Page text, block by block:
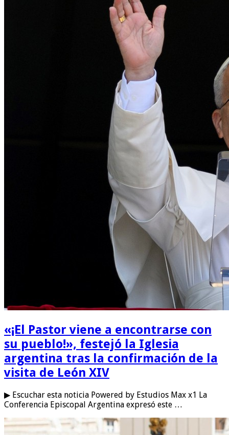
«¡El Pastor viene a encontrarse con
su pueblo!», festejó la Iglesia
argentina tras la confirmación de la
visita de León XIV
▶ Escuchar esta noticia Powered by Estudios Max x1 La
Conferencia Episcopal Argentina expresó este …